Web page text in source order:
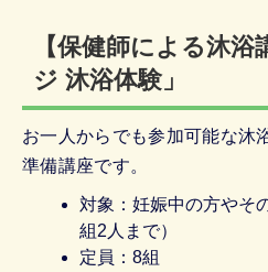
【保健師による沐
ジ 沐浴体験」
お一人からでも参加可能な沐
準備講座です。
対象：妊娠中の方やそ
組2人まで）
定員：8組